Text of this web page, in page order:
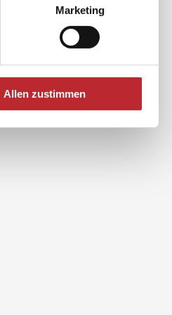
Marketing
Allen zustimmen